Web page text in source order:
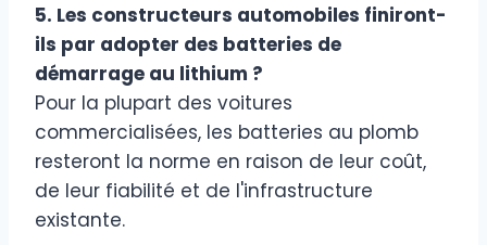
5. Les constructeurs automobiles finiront-
ils par adopter des batteries de
démarrage au lithium ?
Pour la plupart des voitures
commercialisées, les batteries au plomb
resteront la norme en raison de leur coût,
de leur fiabilité et de l'infrastructure
existante.